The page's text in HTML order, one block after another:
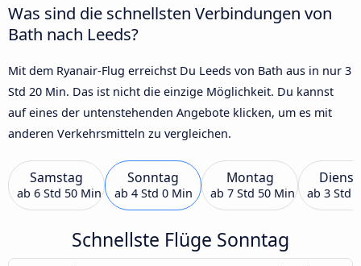
Was sind die schnellsten Verbindungen von
Bath nach Leeds?
Mit dem Ryanair-Flug erreichst Du Leeds von Bath aus in nur 3
Std 20 Min. Das ist nicht die einzige Möglichkeit. Du kannst
auf eines der untenstehenden Angebote klicken, um es mit
anderen Verkehrsmitteln zu vergleichen.
Samstag
ab 6 Std 50 Min
Sonntag
ab 4 Std 0 Min
Montag
ab 7 Std 50 Min ab 3 Std
Schnellste Flüge Sonntag